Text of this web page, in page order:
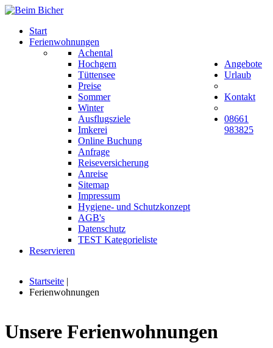
Start
Ferienwohnungen
Achental
Hochgern
Tüttensee
Preise
Angebote
Urlaub
Sommer
Winter
Ausflugsziele
Imkerei
Kontakt
Online Buchung
Anfrage
Reiseversicherung
Anreise
Sitemap
Impressum
Hygiene- und Schutzkonzept
AGB's
Datenschutz
TEST Kategorieliste
08661
983825
Reservieren
Startseite |
Ferienwohnungen
Unsere Ferienwohnungen